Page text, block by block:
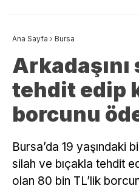
Ana Sayfa › Bursa
tehdit edip
borcunu
Bursa’da 19 yaşındaki
silah ve bıçakla tehdit
olan 80 bin TL’lik